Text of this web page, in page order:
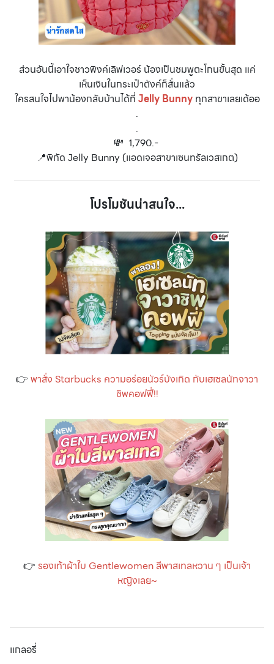
ส่วนอันนี้เอาใจชาวพิงค์เลิฟเวอร์ น้องเป็นชมพูตะโกนขั้นสุด แค่
เห็นเงินในกระเป๋าตังค์ก็สั่นแล้ว
ใครสนใจไปพาน้องกลับบ้านได้ที่ Jelly Bunnyทุกสาขาเลยเด้ออ
.
.
💸 1,790.-
📍พิกัด Jelly Bunny (แอดเจอสาขาเซนทรัลเวสเกต)
โปรโมชันน่าสนใจ...
👉 พาสั่ง Starbucks ความอร่อยนัวร์บังเกิด กับเฮเซลนัทจาวา
ชิพคอฟฟี่!!
👉 รองเท้าผ้าใบ Gentlewomen สีพาสเทลหวาน ๆ เป็นเจ้า
หญิงเลย~
แกลอรี่